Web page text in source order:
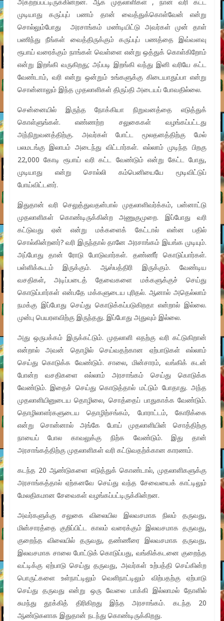
அகற்றப்பட்டிருக்கின்றன. ஆக முதலாளிகள் , நான் வரி கட்ட
முடியாது கருப்புப் பணம் தான் வைத்துக்கொள்வேன் என்று
சொல்லும்போது அரசாங்கம் மண்டியிட்டு அவர்கள் முன் தாள்
பணிந்து நீங்கள் வைத்திருக்கும் கருப்புப் பணத்தை இவ்வளவு
ரூபாய் வரைக்கும் நாங்கள் வெள்ளை என்று ஒத்துக் கொள்கிறோம்
என்று இறங்கி வருகிறது; அப்படி இறங்கி வந்து இனி வரியே கட்ட
வேண்டாம், வரி என்று ஒன்றும் உங்களுக்கு கிடையாதுப்பா என்று
சொன்னாலும் இந்த முதலாளிகள் திருப்தி அடையப் போவதில்லை.
சென்னையில் இருந்த நோக்கியா நிறுவனத்தை எடுத்துக்
கொள்ளுங்கள். எண்ணற்ற சலுகைகள் வழங்கப்பட்டது
அந்நிறுவனத்திற்கு. அவர்கள் போட்ட மூலதனத்திற்கு மேல்
பலமடங்கு இலாபம் அடைந்து விட்டார்கள். எல்லாம் முடிந்த பிறகு
22,000 கோடி ரூபாய் வரி கட்ட வேண்டும் என்று கேட்ட போது,
முடியாது என்று சொல்லி கம்பெனியையே மூடிவிட்டுப்
போய்விட்டனர்.
இதுதான் வரி செலுத்துவதன்பால் முதலாளிவர்க்கம், பன்னாட்டு
முதலாளிகள் கொண்டிருக்கின்ற அணுகுமுறை. இப்போது வரி
கட்டுவது ஏன் என்று மக்களைக் கேட்டால் என்ன பதில்
சொல்கின்றனர்? வரி இருந்தால் தானே அரசாங்கம் இயங்க முடியும்.
அப்போது தான் ரோடு போடுவார்கள். தண்ணீர் கொடுப்பார்கள்.
பள்ளிக்கூடம் இருக்கும். ஆஸ்பத்திரி இருக்கும். வேண்டிய
வசதிகள், அடிப்படைத் தேவைகளை மக்களுக்குச் செய்து
கொடுப்பார்கள் என்பதே மக்களுடைய புரிதல். ஆனால் அதெல்லாம்
நமக்கு இப்போது செய்து கொடுக்கப்படுகிறதா என்றால் இல்லை.
முன்பு பெயரளவிற்கு இருந்தது. இப்போது அதுவும் இல்லை.
அது ஒருபக்கம் இருக்கட்டும். முதலாளி எதற்கு வரி கட்டுகிறான்
என்றால் அவன் தொழில் செய்வதற்கான ஏற்பாடுகள் எல்லாம்
செய்து கொடுக்க வேண்டும். சாலை, மின்சாரம், வங்கிக் கடன்
போன்ற வசதிகளை எல்லாம் அரசாங்கம் செய்து கொடுக்க
வேண்டும். இதைச் செய்து கொடுத்தால் மட்டும் போதாது. அந்த
முதலாளியினுடைய தொழிலை, சொத்தைப் பாதுகாக்க வேண்டும்.
தொழிலாளர்களுடைய தொழிற்சங்கம், போராட்டம், கோரிக்கை
என்று சொன்னால் அங்கே போய் முதலாளியின் சொத்திற்கு
நாயைப் போல காவலுக்கு நிற்க வேண்டும். இது தான்
அரசாங்கத்திற்கு முதலாளிகள் வரி கட்டுவதற்க்கான காரணம்.
கடந்த 20 ஆண்டுகளை எடுத்துக் கொண்டால், முதலாளிகளுக்கு
அரசாங்கத்தால் ஏற்கனவே செய்து வந்த சேவையைக் காட்டிலும்
மேலதிகமான சேவைகள் வழங்கப்பட்டிருக்கின்றன.
அவர்களுக்கு சலுகை விலையில இலவசமாக நிலம் தருவது,
மின்சாரத்தை குறிப்பிட்ட காலம் வரைக்கும் இலவசமாக தருவது,
குறைந்த விலையில் தருவது, தண்ணீரை இலவசமாக தருவது,
இலவசமாக சாலை போட்டுக் கொடுப்பது, வங்கிக்கடனை குறைந்த
வட்டிக்கு ஏற்பாடு செய்து தருவது, அவர்கள் உற்பத்தி செய்கின்ற
பொருட்களை உள்நாட்டிலும் வெளிநாட்டிலும் விற்பதற்கு ஏற்பாடு
செய்து தருவது என்று ஒரு வேலை பாக்கி இல்லாமல் தோளில்
சுமந்து தூக்கித் திரிகிறது இந்த அரசாங்கம். கடந்த 20
ஆண்டுகளாக இதுதான் நடந்து கொண்டிருக்கிறது.